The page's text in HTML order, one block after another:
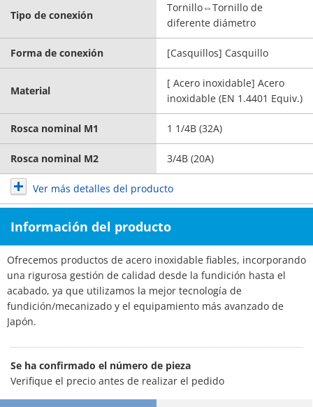
Tipo de conexión
Tornillo⇔Tornillo de
diferente diámetro
Forma de conexión [Casquillos] Casquillo
Material
[ Acero inoxidable] Acero
inoxidable (EN 1.4401 Equiv.)
Rosca nominal M1 1 1/4B (32A)
Rosca nominal M2 3/4B (20A)
Ver más detalles del producto
Información del producto
Ofrecemos productos de acero inoxidable fiables, incorporando
una rigurosa gestión de calidad desde la fundición hasta el
acabado, ya que utilizamos la mejor tecnología de
fundición/mecanizado y el equipamiento más avanzado de
Japón.
Se ha confirmado el número de pieza
Verifique el precio antes de realizar el pedido